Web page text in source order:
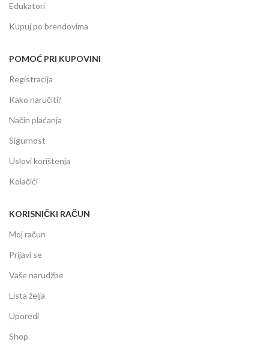
Edukatori
Kupuj po brendovima
POMOĆ PRI KUPOVINI
Registracija
Kako naručiti?
Način plaćanja
Sigurnost
Uslovi korištenja
Kolačići
KORISNIČKI RAČUN
Moj račun
Prijavi se
Vaše narudžbe
Lista želja
Uporedi
Shop